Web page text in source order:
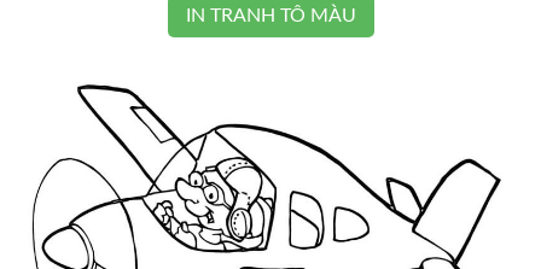
IN TRANH TÔ MÀU